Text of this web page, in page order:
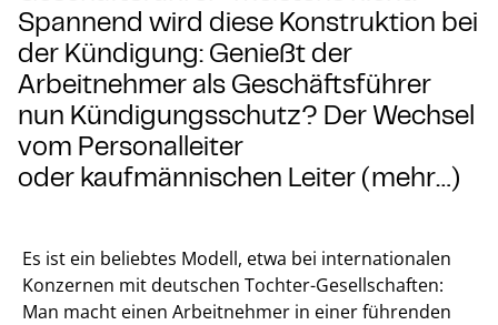
Spannend wird diese Konstruktion bei
der Kündigung: Genießt der
Arbeitnehmer als Geschäftsführer
nun Kündigungsschutz? Der Wechsel
vom Personalleiter
oder kaufmännischen Leiter (mehr…)
Es ist ein beliebtes Modell, etwa bei internationalen
Konzernen mit deutschen Tochter-Gesellschaften:
Man macht einen Arbeitnehmer in einer führenden